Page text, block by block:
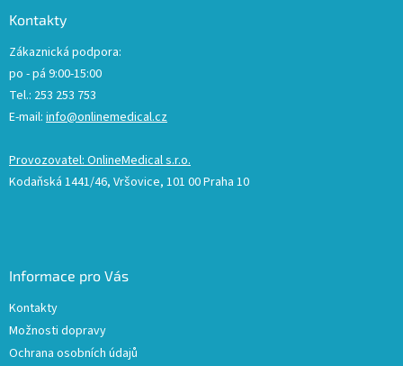
Kontakty
Zákaznická podpora:
po - pá 9:00-15:00
Tel.: 253 253 753
E-mail: info@onlinemedical.cz
Provozovatel: OnlineMedical s.r.o.
Kodaňská 1441/46, Vršovice, 101 00 Praha 10
Informace pro Vás
Kontakty
Možnosti dopravy
Ochrana osobních údajů